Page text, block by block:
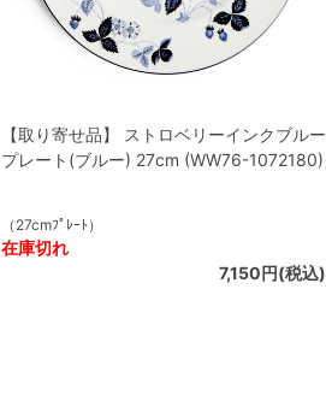
【取り寄せ品】 ストロベリーインクブルー
プレート(ブルー) 27cm (WW76-1072180)
（27cmﾌﾟﾚｰﾄ）
在庫切れ
7,150円(税込)